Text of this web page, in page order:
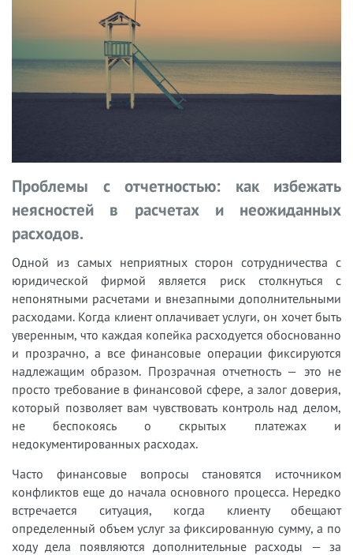
Проблемы с отчетностью: как избежать
неясностей в расчетах и неожиданных
расходов.
Одной из самых неприятных сторон сотрудничества с
юридической фирмой является риск столкнуться с
непонятными расчетами и внезапными дополнительными
расходами. Когда клиент оплачивает услуги, он хочет быть
уверенным, что каждая копейка расходуется обоснованно
и прозрачно, а все финансовые операции фиксируются
надлежащим образом. Прозрачная отчетность — это не
просто требование в финансовой сфере, а залог доверия,
который позволяет вам чувствовать контроль над делом,
не беспокоясь о скрытых платежах и
недокументированных расходах.
Часто финансовые вопросы становятся источником
конфликтов еще до начала основного процесса. Нередко
встречается ситуация, когда клиенту обещают
определенный объем услуг за фиксированную сумму, а по
ходу дела появляются дополнительные расходы — за